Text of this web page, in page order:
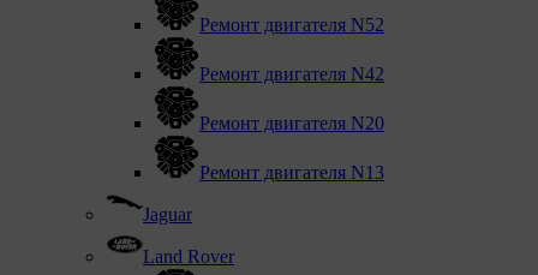
Ремонт двигателя N52
Ремонт двигателя N42
Ремонт двигателя N20
Ремонт двигателя N13
Jaguar
Land Rover